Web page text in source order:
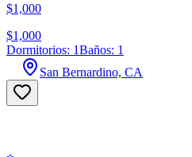
$1,000
$1,000
Dormitorios: 1Baños: 1
San Bernardino, CA